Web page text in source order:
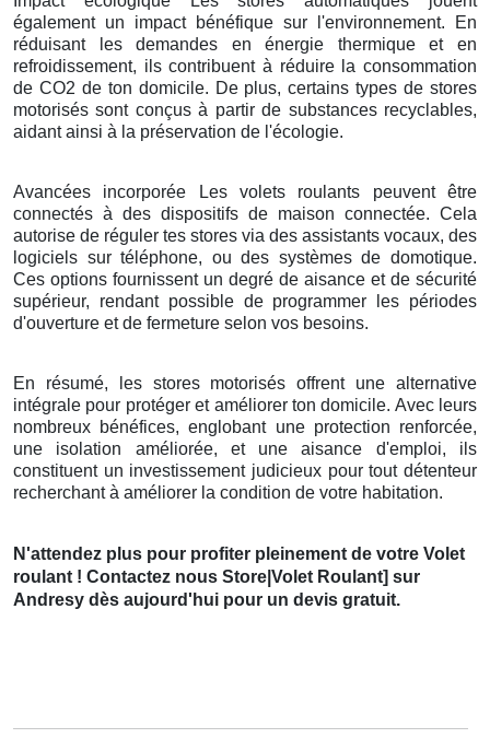
également un impact bénéfique sur l'environnement. En
réduisant les demandes en énergie thermique et en
refroidissement, ils contribuent à réduire la consommation
de CO2 de ton domicile. De plus, certains types de stores
motorisés sont conçus à partir de substances recyclables,
aidant ainsi à la préservation de l'écologie.
Avancées incorporée Les volets roulants peuvent être
connectés à des dispositifs de maison connectée. Cela
autorise de réguler tes stores via des assistants vocaux, des
logiciels sur téléphone, ou des systèmes de domotique.
Ces options fournissent un degré de aisance et de sécurité
supérieur, rendant possible de programmer les périodes
d'ouverture et de fermeture selon vos besoins.
En résumé, les stores motorisés offrent une alternative
intégrale pour protéger et améliorer ton domicile. Avec leurs
nombreux bénéfices, englobant une protection renforcée,
une isolation améliorée, et une aisance d'emploi, ils
constituent un investissement judicieux pour tout détenteur
recherchant à améliorer la condition de votre habitation.
N'attendez plus pour profiter pleinement de votre Volet
roulant ! Contactez nous Store|Volet Roulant] sur
Andresy dès aujourd'hui pour un devis gratuit.